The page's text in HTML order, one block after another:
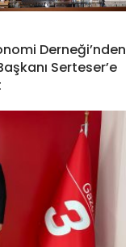
Derneği’nden
Serteser’e